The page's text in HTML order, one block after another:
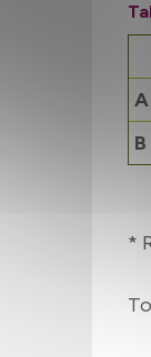
A
B
*